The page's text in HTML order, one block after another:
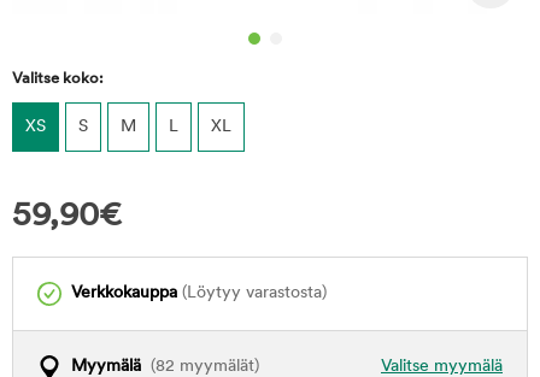
Valitse koko:
XS S M L XL
59,90€
Verkkokauppa (Löytyy varastosta)
Valitse myymälä
Myymälä (82 myymälät)